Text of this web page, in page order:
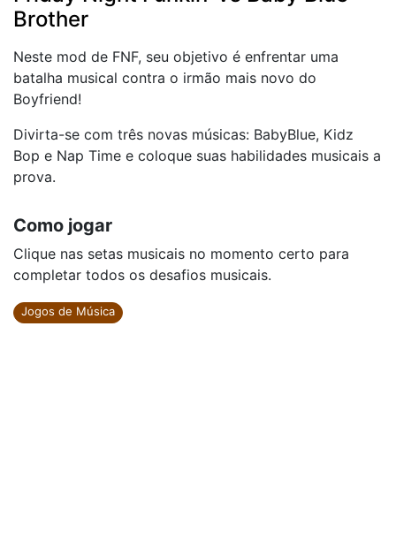
Brother
Neste mod de FNF, seu objetivo é enfrentar uma
batalha musical contra o irmão mais novo do
Boyfriend!
Divirta-se com três novas músicas: BabyBlue, Kidz
Bop e Nap Time e coloque suas habilidades musicais a
prova.
Como jogar
Clique nas setas musicais no momento certo para
completar todos os desafios musicais.
Jogos de Música